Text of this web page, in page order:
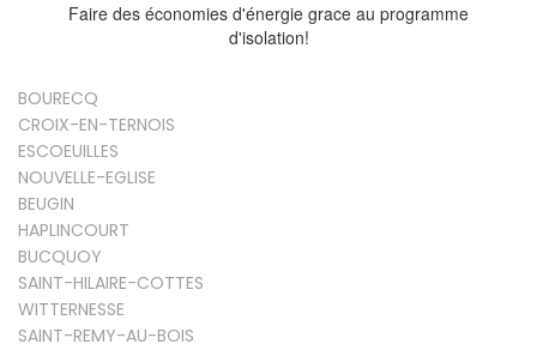
Faire des économies d'énergie grace au programme
d'isolation!
BOURECQ
CROIX-EN-TERNOIS
ESCOEUILLES
NOUVELLE-EGLISE
BEUGIN
HAPLINCOURT
BUCQUOY
SAINT-HILAIRE-COTTES
WITTERNESSE
SAINT-REMY-AU-BOIS